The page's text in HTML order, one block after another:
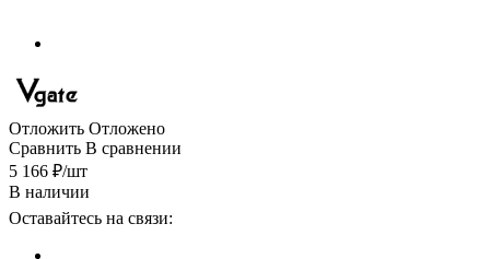
Отложить Отложено
Сравнить В сравнении
5 166 ₽/шт
В наличии
Оставайтесь на связи: